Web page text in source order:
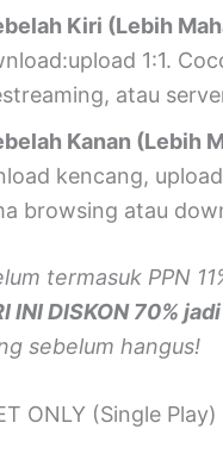
Kiri (Lebih
1:1.
atau
Kanan (Lebih
kencang,
browsing atau
termasuk PPN
INI DISKON 70%
sebelum hangus!
ONLY (Single Play)